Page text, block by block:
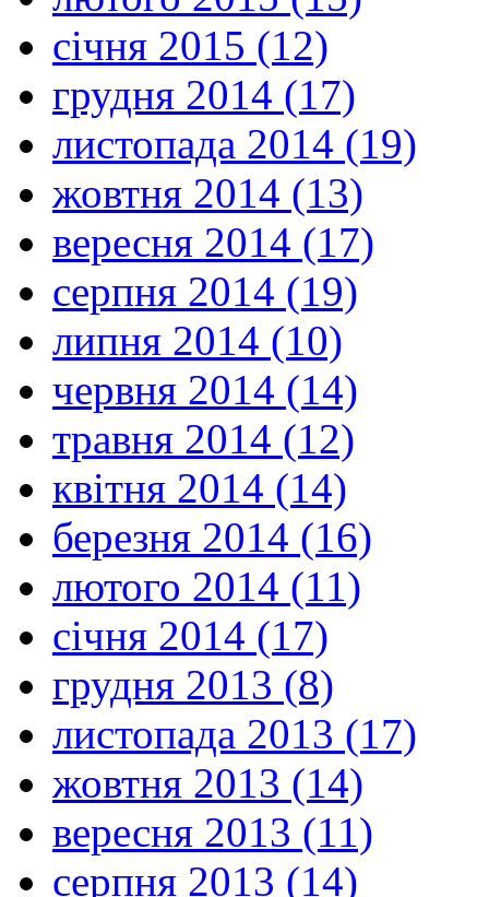
січня 2015 (12)
грудня 2014 (17)
листопада 2014 (19)
жовтня 2014 (13)
вересня 2014 (17)
серпня 2014 (19)
липня 2014 (10)
червня 2014 (14)
травня 2014 (12)
квітня 2014 (14)
березня 2014 (16)
лютого 2014 (11)
січня 2014 (17)
грудня 2013 (8)
листопада 2013 (17)
жовтня 2013 (14)
вересня 2013 (11)
серпня 2013 (14)